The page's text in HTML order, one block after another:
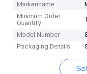
Markenname
Minimum Order
Quantity
Model Number
Packaging Details